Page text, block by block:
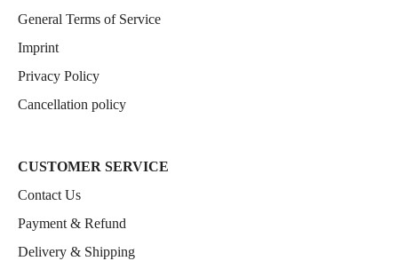
General Terms of Service
Imprint
Privacy Policy
Cancellation policy
CUSTOMER SERVICE
Contact Us
Payment & Refund
Delivery & Shipping